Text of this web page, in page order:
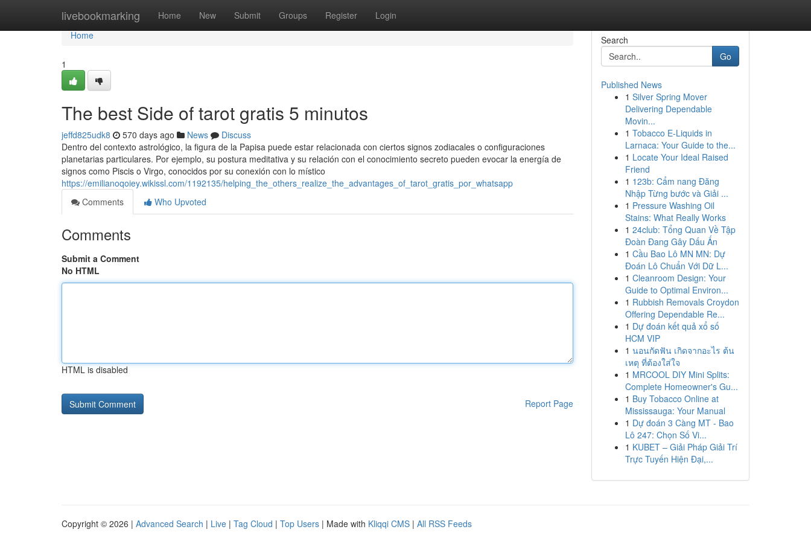
livebookmarking Home New Submit Groups Register Login
Home
Home
1
The best Side of tarot gratis 5 minutos
jeffd825udk8 570 days ago News
Discuss
Dentro del contexto astrológico, la figura de la Papisa puede estar relacionada con ciertos signos zodiacales o configuraciones
planetarias particulares. Por ejemplo, su postura meditativa y su relación con el conocimiento secreto pueden evocar la energía de
signos como Piscis o Virgo, conocidos por su conexión con lo místico
https://emilianoqoiey.wikissl.com/1192135/helping_the_others_realize_the_advantages_of_tarot_gratis_por_whatsapp
Comments
Who Upvoted
Comments
Submit a Comment
No HTML
HTML is disabled
Report Page
Search
Go
Published News
1 Silver Spring Mover
Delivering Dependable
Movin...
1 Tobacco E-Liquids in
Larnaca: Your Guide to the...
1 Locate Your Ideal Raised
Friend
1 123b: Cẩm nang Đăng
Nhập Từng bước và Giải ...
1 Pressure Washing Oil
Stains: What Really Works
1 24club: Tổng Quan Về Tập
Đoàn Đang Gây Dấu Ấn
1 Cầu Bao Lô MN MN: Dự
Đoán Lô Chuẩn Với Dữ L...
1 Cleanroom Design: Your
Guide to Optimal Environ...
1 Rubbish Removals Croydon
Offering Dependable Re...
1 Dự đoán kết quả xổ số
HCM VIP
1 นอนกัดฟัน เกิดจากอะไร ต้น
เหตุ ที่ต้องใส่ใจ
1 MRCOOL DIY Mini Splits:
Complete Homeowner's Gu...
1 Buy Tobacco Online at
Mississauga: Your Manual
1 Dự đoán 3 Càng MT - Bao
Lô 247: Chọn Số Vi...
1 KUBET – Giải Pháp Giải Trí
Trực Tuyến Hiện Đại,...
Copyright © 2026 | Advanced Search | Live | Tag Cloud | Top Users | Made with Kliqqi CMS | All RSS Feeds